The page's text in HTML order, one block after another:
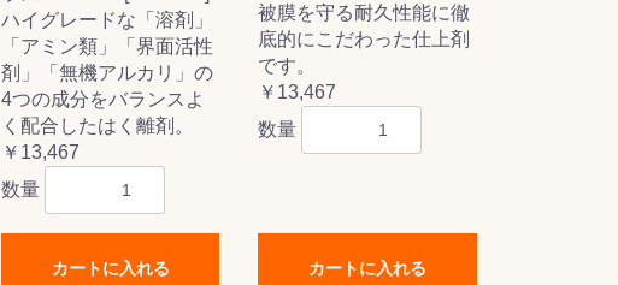
ハイグレードな「溶剤」
「アミン類」「界面活性
剤」「無機アルカリ」の
4つの成分をバランスよ
く配合したはく離剤。
￥13,467
数量
カートに入れる
被膜を守る耐久性能に徹
底的にこだわった仕上剤
です。
￥13,467
数量
カートに入れる